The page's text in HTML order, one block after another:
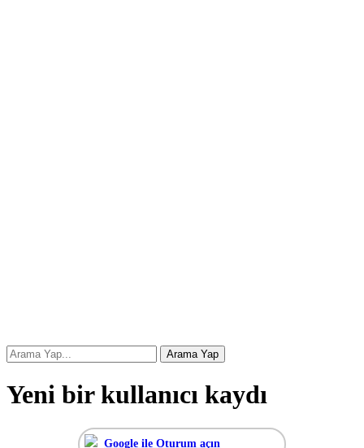
Yeni bir kullanıcı kaydı
Google ile Oturum açın